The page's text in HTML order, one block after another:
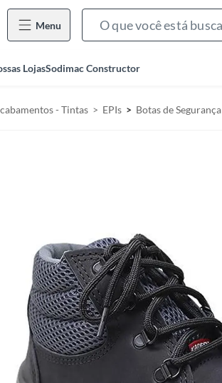
Menu
LojasSodimac Constructor
- Tintas EPIs Botas de Segurança